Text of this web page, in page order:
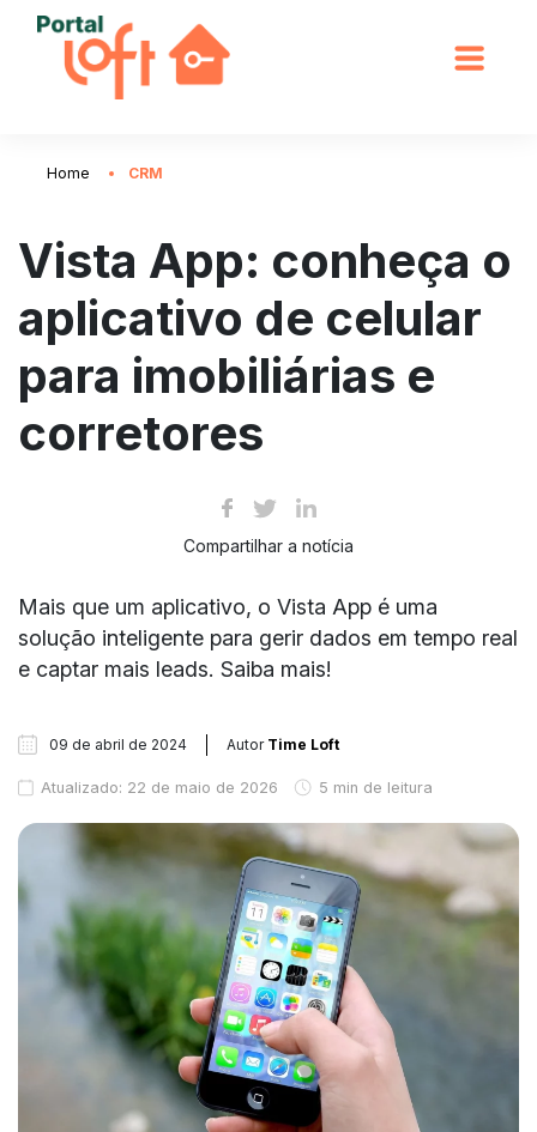
Home CRM
Vista App: conheça o
aplicativo de celular
para imobiliárias e
corretores
Compartilhar a notícia
Mais que um aplicativo, o Vista App é uma
solução inteligente para gerir dados em tempo real
e captar mais leads. Saiba mais!
09 de abril de 2024 Autor Time Loft
Atualizado: 22 de maio de 2026 5 min de leitura